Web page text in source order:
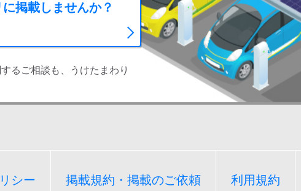
掲載しませんか？
るご相談も、うけたまわり
シー 掲載規約・掲載のご依頼 利用規約